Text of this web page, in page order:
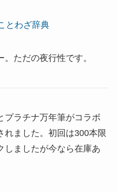
とわざ辞典
ただの夜行性です。
プラチナ万年筆がコラボ
れました。初回は300本限
しましたが今なら在庫あ